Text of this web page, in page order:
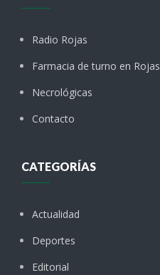
Radio Rojas
Farmacia de turno en Rojas
Necrológicas
Contacto
CATEGORÍAS
Actualidad
Deportes
Editorial